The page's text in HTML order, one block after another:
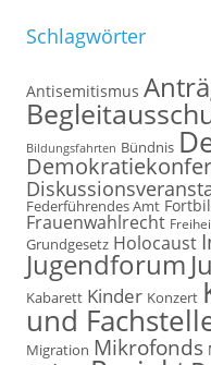
Schlagwörter
Antisemitismus
Bildungsfahrten Bündnis
Federführendes Amt
Frauenwahlrecht
Grundgesetz Holocaust
Jugendforum
Kabarett Kinder Konzert
und
Migration Mikrofonds